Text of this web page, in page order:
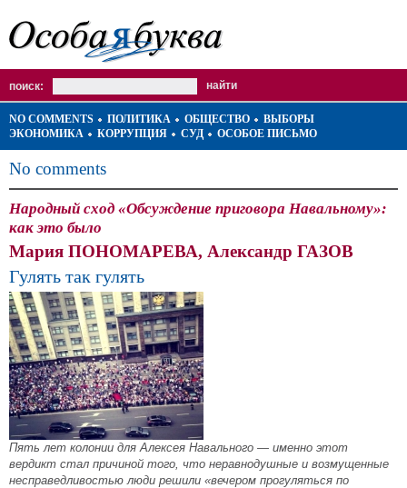
поиск:
NO COMMENTS ПОЛИТИКА ОБЩЕСТВО
ВЫБОРЫ
ЭКОНОМИКА
КОРРУПЦИЯ СУД ОСОБОЕ ПИСЬМО
No comments
Народный сход «Обсуждение приговора Навальному»:
как это было
Мария ПОНОМАРЕВА, Александр ГАЗОВ
Гулять так гулять
Пять лет колонии для Алексея Навального — именно этот
вердикт стал причиной того, что неравнодушные и возмущенные
несправедливостью люди решили «вечером прогуляться по